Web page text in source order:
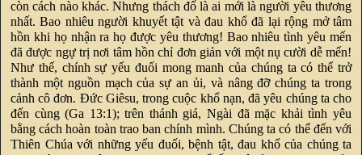
còn cách nào khác. Nhưng thách đố là ai mới là người yêu thương
nhất. Bao nhiêu người khuyết tật và đau khổ đã lại rộng mở tâm
hồn khi họ nhận ra họ được yêu thương! Bao nhiêu tình yêu mến
đã được ngự trị nơi tâm hồn chỉ đơn giản với một nụ cười dễ mến!
Như thế, chính sự yếu đuối mong manh của chúng ta có thể trở
thành một nguồn mạch của sự an ủi, và nâng đỡ chúng ta trong
cảnh cô đơn. Đức Giêsu, trong cuộc khổ nạn, đã yêu chúng ta cho
đến cùng (Ga 13:1); trên thánh giá, Ngài đã mặc khải tình yêu
bằng cách hoàn toàn trao ban chính mình. Chúng ta có thể đến với
Thiên Chúa với những yếu đuối, bệnh tật, đau khổ của chúng ta